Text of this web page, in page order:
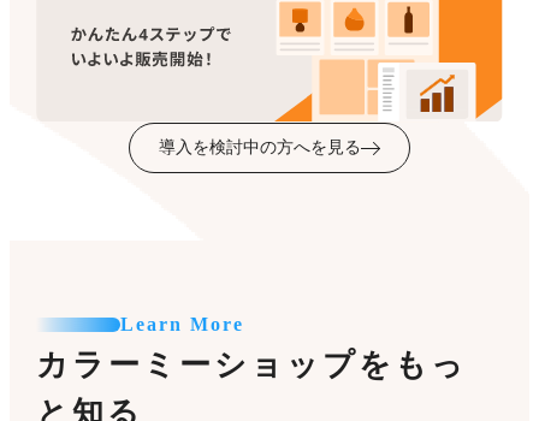
導入を検討中の方へを見る
Learn More
カラーミーショップをもっ
と知る